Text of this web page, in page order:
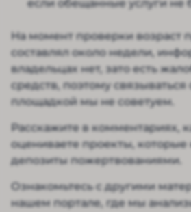
если обещанные услуги не
На момент проверки возраст
составлял около недели,
владельцах нет, зато есть
средств, поэтому связываться
площадкой мы не советуем.
Расскажите в комментариях,
оцениваете проекты, которые
депозиты пожертвованиями.
Ознакомьтесь с другими
нашем портале, где мы